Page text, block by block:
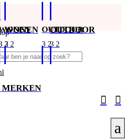


OUTDOOR
WONEN OUTDOOR
MERKEN
a